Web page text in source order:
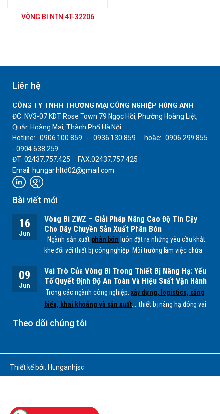
VÒNG BI NTN 4T-32206
Liên hệ
CÔNG TY TNHH THƯƠNG MẠI CÔNG NGHIỆP HÙNG ANH
ĐC: NV3-07 KDT Rose Town 79 Ngọc Hồi, Phường Hoàng Liệt,
Quận Hoàng Mai, Thành Phố Hà Nội
Hotline: 0906.100.859 - 0936.130.859 hoặc: 0906.299.855
- 0904.638.259
ĐT: 02437.757.425 FAX:02437.757.425
Email: hunganhltd02@gmail.com
Bài viết mới
16
Jun
Vòng Bi ZWZ – Giải Pháp Nâng Cao Độ Tin Cậy
Cho Dây Chuyền Sản Xuất Phân Bón
Ngành sản xuất phân bón luôn đặt ra những yêu cầu khắt
khe đối với thiết bị công nghiệp. Môi trường làm việc chứa
quá trình sản xuấtNPK, lân, đạm
... có thể ảnh hưởng trực
tiếp đến tuổi thọ của các bộ phận cơ khí, đặc biệt làvòng
bi.
09
Jun
Vai Trò Của Vòng Bi Trong Thiết Bị Nâng Hạ: Yếu
Tố Quyết Định Độ An Toàn Và Hiệu Suất Vận Hành
Trong các ngành công nghiệp: xây dựng, logistics, cảng
biển, khai khoáng và sản xuất .....thiết bị nâng hạ đóng vai
tải trọng lớn. Để các hệ thống này hoạt động ổn định, an
Theo dõi chúng tôi
Thiết kế bởi: Hunganhjsc